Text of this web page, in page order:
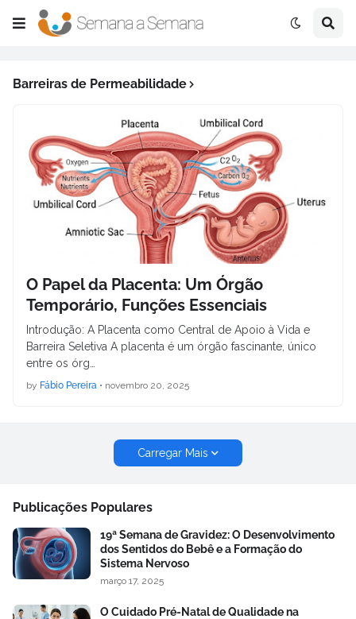
Barreiras de Permeabilidade
O Papel da Placenta: Um Órgão
Temporário, Funções Essenciais
Introdução: A Placenta como Central de Apoio à Vida e
Barreira Seletiva A placenta é um órgão fascinante, único
entre os órg…
by Fábio Pereira • novembro 20, 2025
Carregar Mais
Publicações Populares
19ª Semana de Gravidez: O Desenvolvimento
dos Sentidos do Bebê e a Formação do
Sistema Nervoso
março 17, 2025
O Cuidado Pré-Natal de Qualidade na